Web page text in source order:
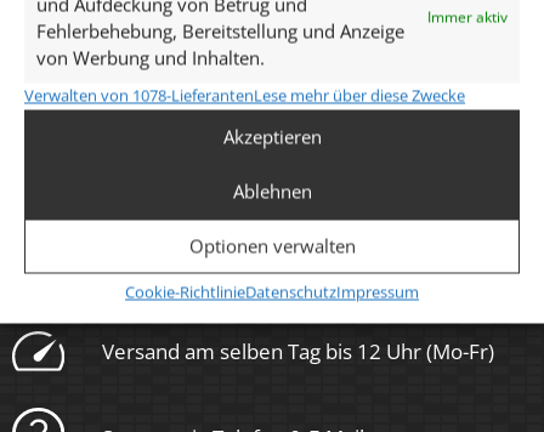
Fehlerbehebung, Bereitstellung und Anzeige
von Werbung und Inhalten.
Immer aktiv
Verwalten von 1078-LieferantenLese mehr über diese Zwecke
Akzeptieren
Ablehnen
Optionen verwalten
Cookie-RichtlinieDatenschutzImpressum
Unsere Services
kostenloser Versand (DE)
kostenloser Rückversand (14 Tage)
Versand am selben Tag bis 12 Uhr (Mo-Fr)